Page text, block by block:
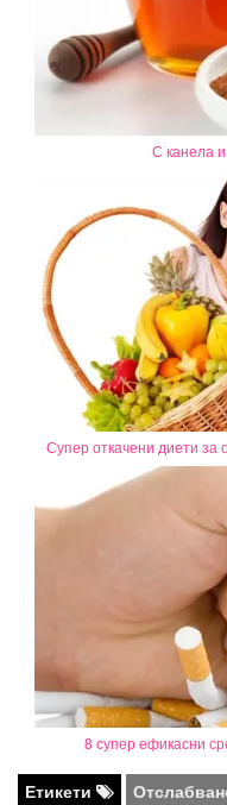
С канела
Супер откачени диети за
8 супер ефикасни
Етикети